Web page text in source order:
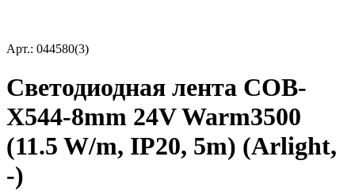
Арт.: 044580(3)
Светодиодная лента COB-
X544-8mm 24V Warm3500
(11.5 W/m, IP20, 5m) (Arlight,
-)